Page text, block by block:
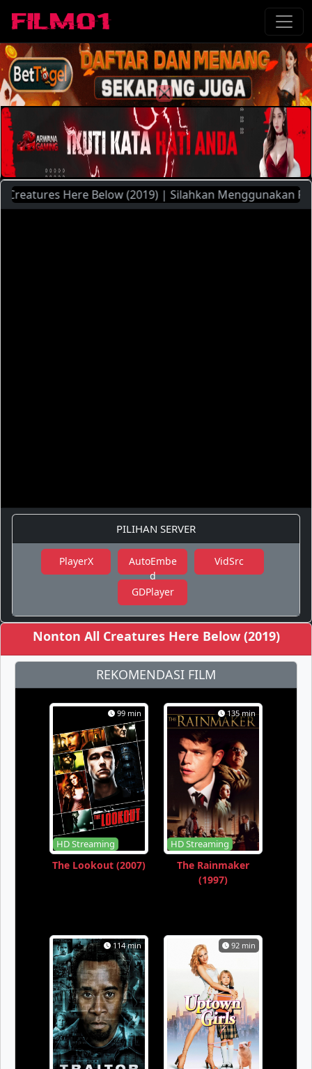
Here Below (2019) | Silahkan Menggunakan
PILIHAN SERVER
PlayerX
AutoEmbe
d
VidSrc
GDPlayer
Nonton All Creatures Here Below (2019)
REKOMENDASI FILM
99 min
HD Streaming
The Lookout (2007)
135 min
HD Streaming
The Rainmaker
(1997)
114 min 92 min